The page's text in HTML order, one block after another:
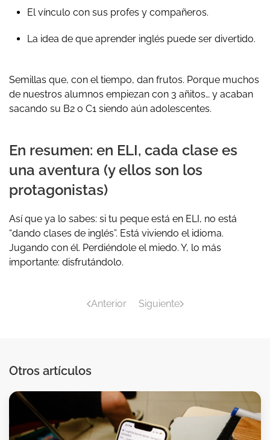
El vínculo con sus profes y compañeros.
La idea de que aprender inglés puede ser divertido.
Semillas que, con el tiempo, dan frutos. Porque muchos
de nuestros alumnos empiezan con 3 añitos… y acaban
sacando su B2 o C1 siendo aún adolescentes.
En resumen: en ELI, cada clase es
una aventura (y ellos son los
protagonistas)
Así que ya lo sabes: si tu peque está en ELI, no está
“dando clases de inglés”. Está viviendo el idioma.
Jugando con él. Perdiéndole el miedo. Y, lo más
importante: disfrutándolo.
Anterior Siguiente
Otros artículos